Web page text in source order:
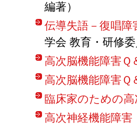
編著）
伝導失語－復唱障
学会 教育・研修
高次脳機能障害Ｑ
高次脳機能障害Ｑ
臨床家のための
高次神経機能障害